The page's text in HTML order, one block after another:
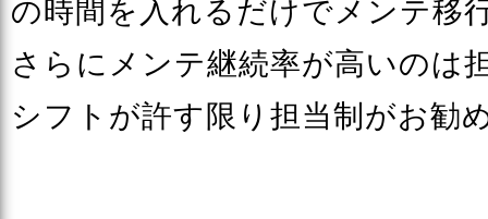
の時間を入れるだけでメンテ移
さらにメンテ継続率が高いのは
シフトが許す限り担当制がお勧